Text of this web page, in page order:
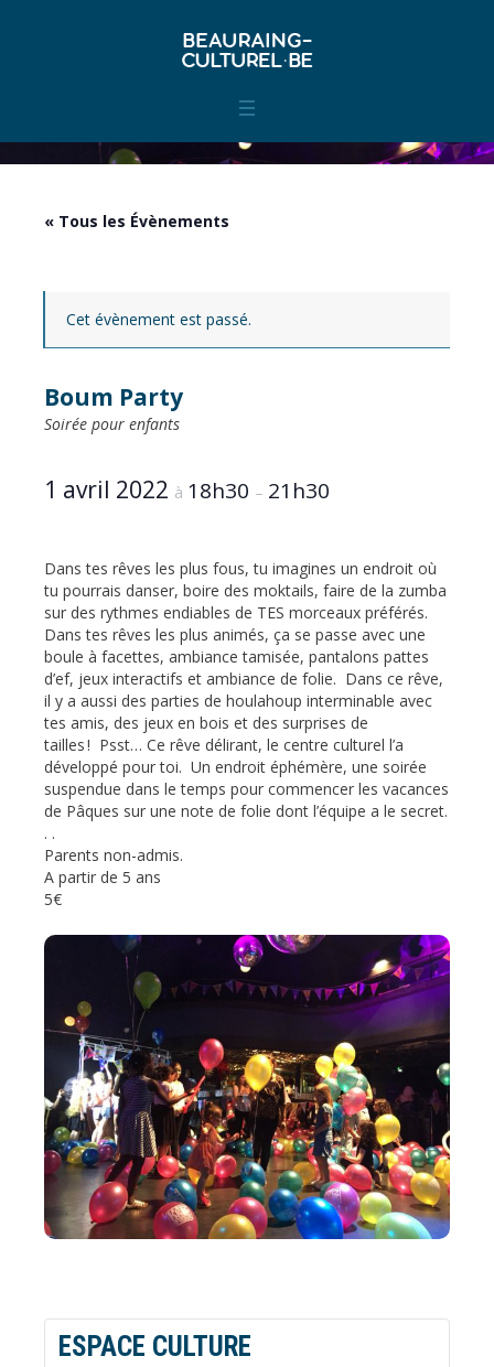
« Tous les Évènements
Cet évènement est passé.
Boum Party
Soirée pour enfants
1 avril 2022 à 18h30 – 21h30
Dans tes rêves les plus fous, tu imagines un endroit où
tu pourrais danser, boire des moktails, faire de la zumba
sur des rythmes endiables de TES morceaux préférés.
Dans tes rêves les plus animés, ça se passe avec une
boule à facettes, ambiance tamisée, pantalons pattes
d’ef, jeux interactifs et ambiance de folie. Dans ce rêve,
il y a aussi des parties de houlahoup interminable avec
tes amis, des jeux en bois et des surprises de
tailles ! Psst… Ce rêve délirant, le centre culturel l’a
développé pour toi. Un endroit éphémère, une soirée
suspendue dans le temps pour commencer les vacances
de Pâques sur une note de folie dont l’équipe a le secret.
. .
Parents non-admis.
A partir de 5 ans
5€
ESPACE CULTURE